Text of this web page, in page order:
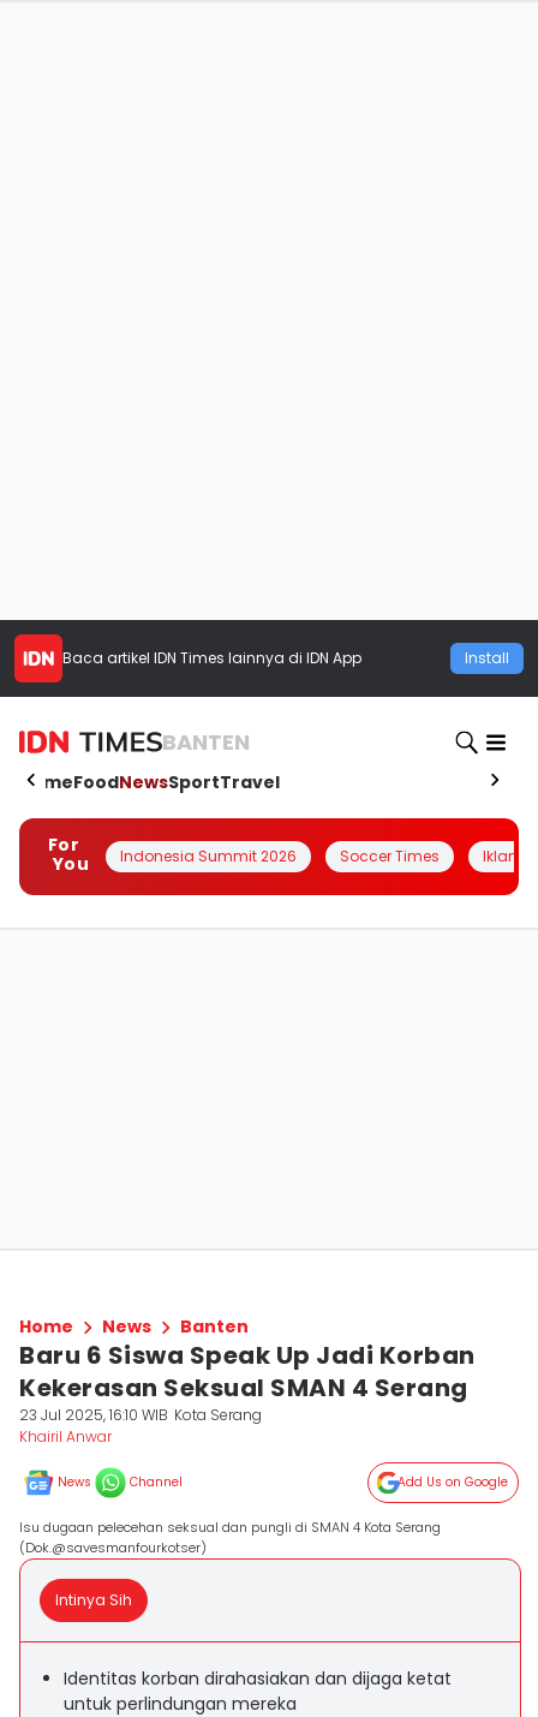
Baca artikel IDN Times lainnya di IDN App Install
BANTEN
HomeFoodNewsSportTravel
For
You
Indonesia Summit 2026 Soccer Times Iklanin
Home News Banten
Baru 6 Siswa Speak Up Jadi Korban
Kekerasan Seksual SMAN 4 Serang
23 Jul 2025, 16:10 WIB Kota Serang
Khairil Anwar
News Channel Add Us on Google
Isu dugaan pelecehan seksual dan pungli di SMAN 4 Kota Serang
(Dok.@savesmanfourkotser)
Intinya Sih
Identitas korban dirahasiakan dan dijaga ketat
untuk perlindungan mereka